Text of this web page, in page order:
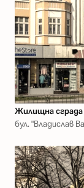
Жилищна сграда
бул. "Владислав